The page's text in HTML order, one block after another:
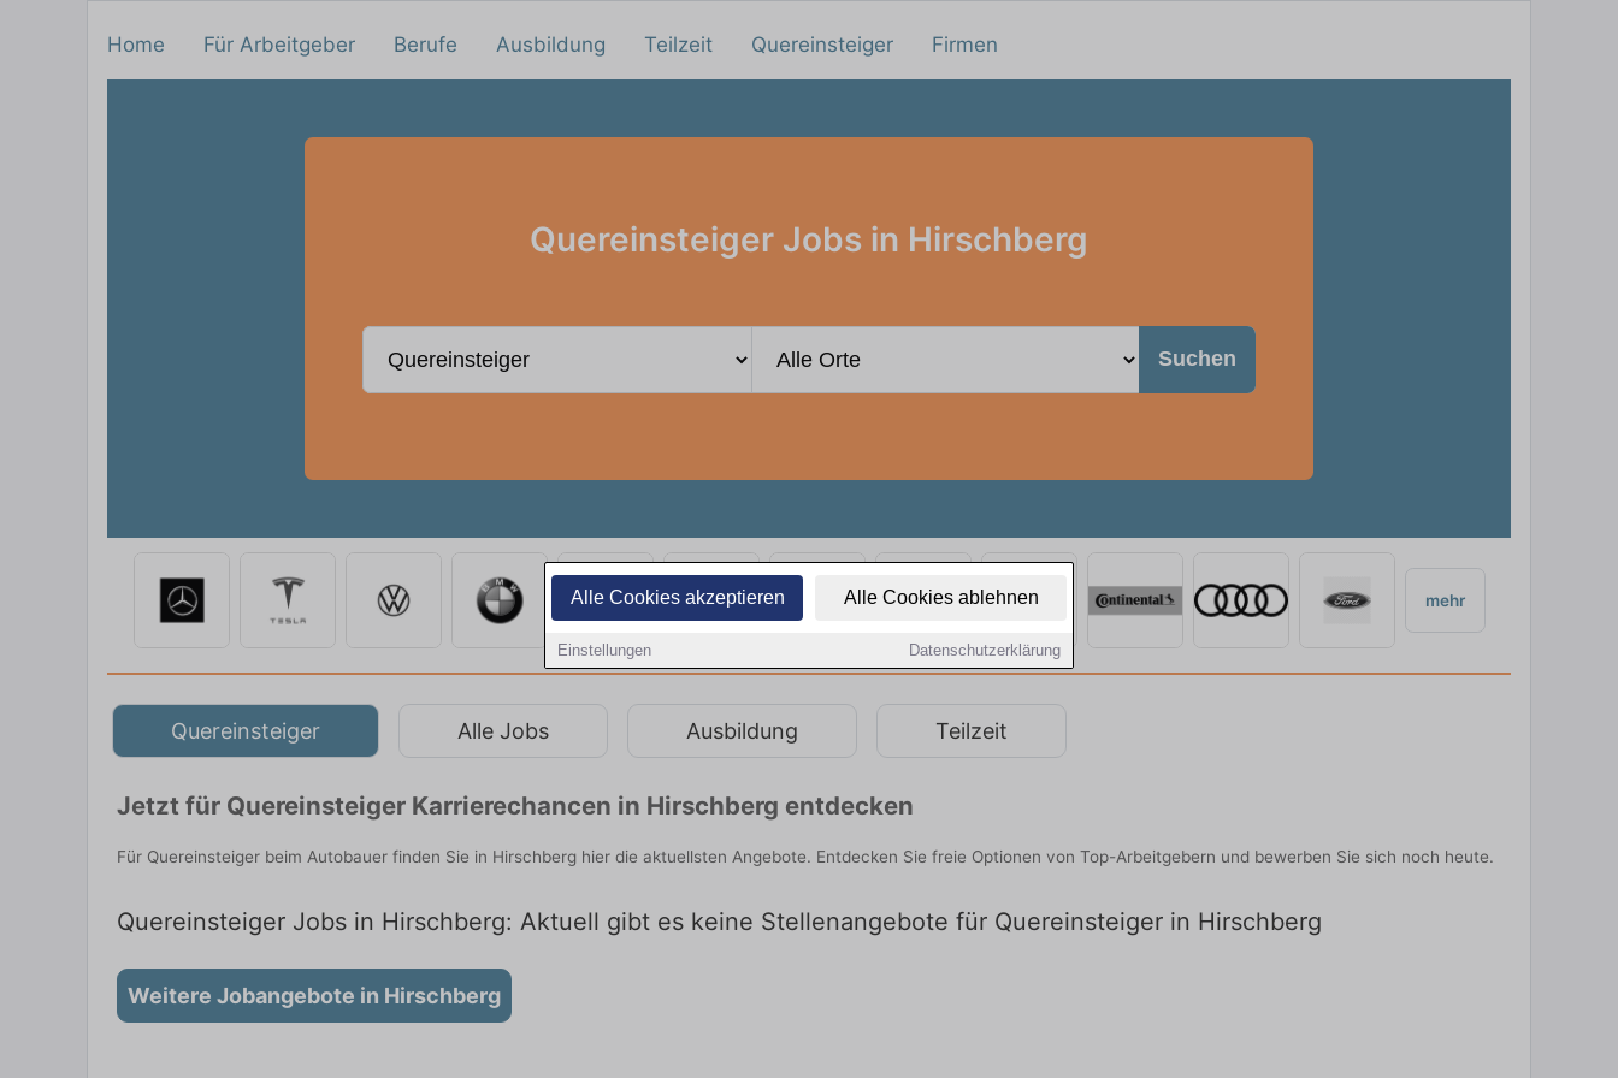
Alle Cookies akzeptieren Alle Cookies ablehnen
Einstellungen Datenschutzerklärung
Home Für Arbeitgeber Berufe Ausbildung Teilzeit Quereinsteiger Firmen
Quereinsteiger Jobs in Hirschberg
Suchen
mehr
Quereinsteiger Alle Jobs Ausbildung Teilzeit
Jetzt für Quereinsteiger Karrierechancen in Hirschberg entdecken
Für Quereinsteiger beim Autobauer finden Sie in Hirschberg hier die aktuellsten Angebote. Entdecken Sie freie Optionen von Top-Arbeitgebern und bewerben Sie sich noch heute.
Quereinsteiger Jobs in Hirschberg: Aktuell gibt es keine Stellenangebote für Quereinsteiger in Hirschberg
Weitere Jobangebote in Hirschberg